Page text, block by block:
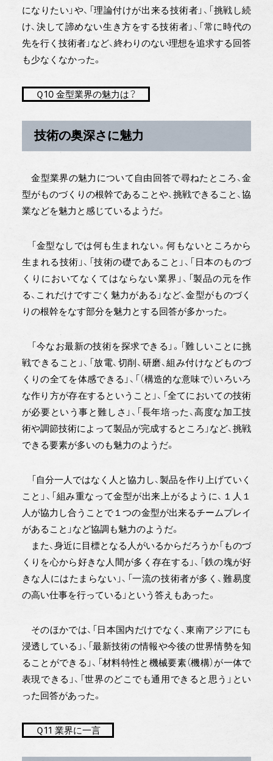
になりたい」や、「理論付けが出来る技術者」、「挑戦し続
け、決して諦めない生き方をする技術者」、「常に時代の
先を行く技術者」など、終わりのない理想を追求する回答
も少なくなかった。
Ｑ10 金型業界の魅力は？
技術の奥深さに魅力
金型業界の魅力について自由回答で尋ねたところ、金
型がものづくりの根幹であることや、挑戦できること、協
業などを魅力と感じているようだ。
「金型なしでは何も生まれない。何もないところから
生まれる技術」、「技術の礎であること」、「日本のものづ
くりにおいてなくてはならない業界」、「製品の元を作
る、これだけですごく魅力がある」など、金型がものづく
りの根幹をなす部分を魅力とする回答が多かった。
「今なお最新の技術を探求できる」。「難しいことに挑
戦できること」、「放電、切削、研磨、組み付けなどものづ
くりの全てを体感できる」、「（構造的な意味で）いろいろ
な作り方が存在するということ」、「全てにおいての技術
が必要という事と難しさ」、「長年培った、高度な加工技
術や調節技術によって製品が完成するところ」など、挑戦
できる要素が多いのも魅力のようだ。
「自分一人ではなく人と協力し、製品を作り上げていく
こと」、「組み重なって金型が出来上がるように、１人１
人が協力し合うことで１つの金型が出来るチームプレイ
があること」など協調も魅力のようだ。
また、身近に目標となる人がいるからだろうか「ものづ
くりを心から好きな人間が多く存在する」、「鉄の塊が好
きな人にはたまらない」、「一流の技術者が多く、難易度
の高い仕事を行っている」という答えもあった。
そのほかでは、「日本国内だけでなく、東南アジアにも
浸透している」、「最新技術の情報や今後の世界情勢を知
ることができる」、「材料特性と機械要素（機構）が一体で
表現できる」、「世界のどこでも通用できると思う」とい
った回答があった。
Ｑ11 業界に一言